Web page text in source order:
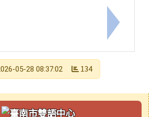
社團法人台灣自殺防治學會舉辦之「
下一筆：
05-28 08:37:02 134